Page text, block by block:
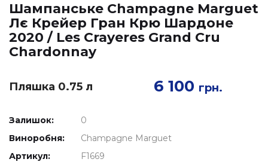
Шампанське Champagne Marguet
Лє Крейер Гран Крю Шардоне
2020 / Les Crayeres Grand Cru
Chardonnay
Пляшка 0.75 л 6 100 грн.
Залишок:
0
Виноробня:
Champagne Marguet
Артикул:
F1669